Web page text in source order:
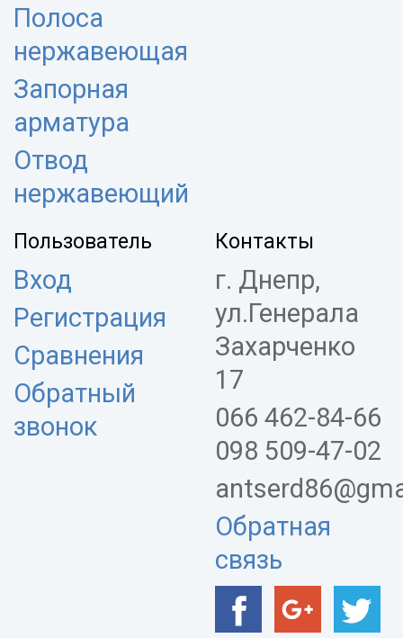
Полоса
нержавеющая
Запорная
арматура
Отвод
нержавеющий
Пользователь
Вход
Регистрация
Сравнения
Обратный
звонок
Контакты
г. Днепр,
ул.Генерала
Захарченко
17
066 462-84-66
098 509-47-02
Обратная
связь